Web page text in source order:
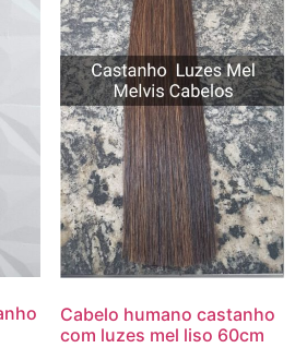
Cabelo humano castanho
com luzes mel liso 60cm